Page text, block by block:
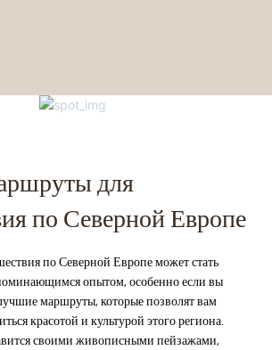
для
по Северной Европе
по Северной Европе может стать
опытом, особенно если вы
маршруты, которые позволят вам
красотой и культурой этого региона.
своими живописными пейзажами,